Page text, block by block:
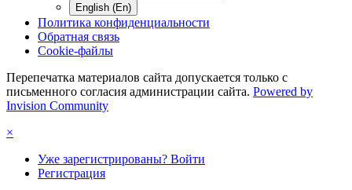
English (En)
Политика конфиденциальности
Обратная связь
Cookie-файлы
Перепечатка материалов сайта допускается только с
письменного согласия администрации сайта. Powered by
Invision Community
×
Уже зарегистрированы? Войти
Регистрация